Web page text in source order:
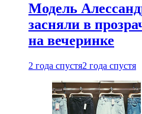
Модель
засняли в
на вечеринке
2 года спустя2 года спустя